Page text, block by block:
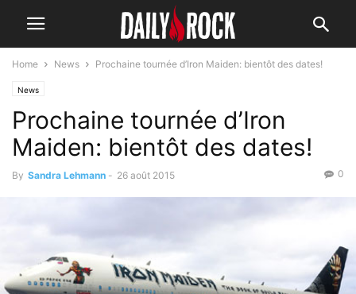
Home News Prochaine tournée d’Iron Maiden: bientôt des dates!
News
Prochaine tournée d’Iron
Maiden: bientôt des dates!
By Sandra Lehmann - 26 août 2015 0